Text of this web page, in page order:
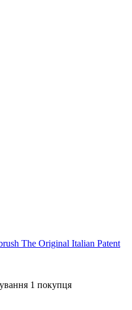
The Original Italian Patent
1 покупця